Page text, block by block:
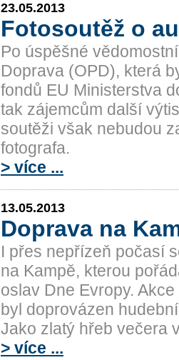
23.05.2013
Fotosoutěž o
Po úspěšné
Doprava (OPD), která
fondů EU Ministerstva
tak zájemcům další
soutěži však nebudou
fotografa.
> více ...
13.05.2013
Doprava na
I přes nepřízeň počasí
na Kampě, kterou
oslav Dne Evropy.
byl doprovázen
Jako zlatý hřeb večera
> více ...